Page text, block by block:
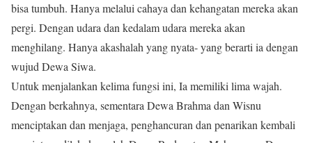
bisa tumbuh. Hanya melalui cahaya dan kehangatan mereka akan
pergi. Dengan udara dan kedalam udara mereka akan
menghilang. Hanya akashalah yang nyata- yang berarti ia dengan
wujud Dewa Siwa.
Untuk menjalankan kelima fungsi ini, Ia memiliki lima wajah.
Dengan berkahnya, sementara Dewa Brahma dan Wisnu
menciptakan dan menjaga, penghancuran dan penarikan kembali